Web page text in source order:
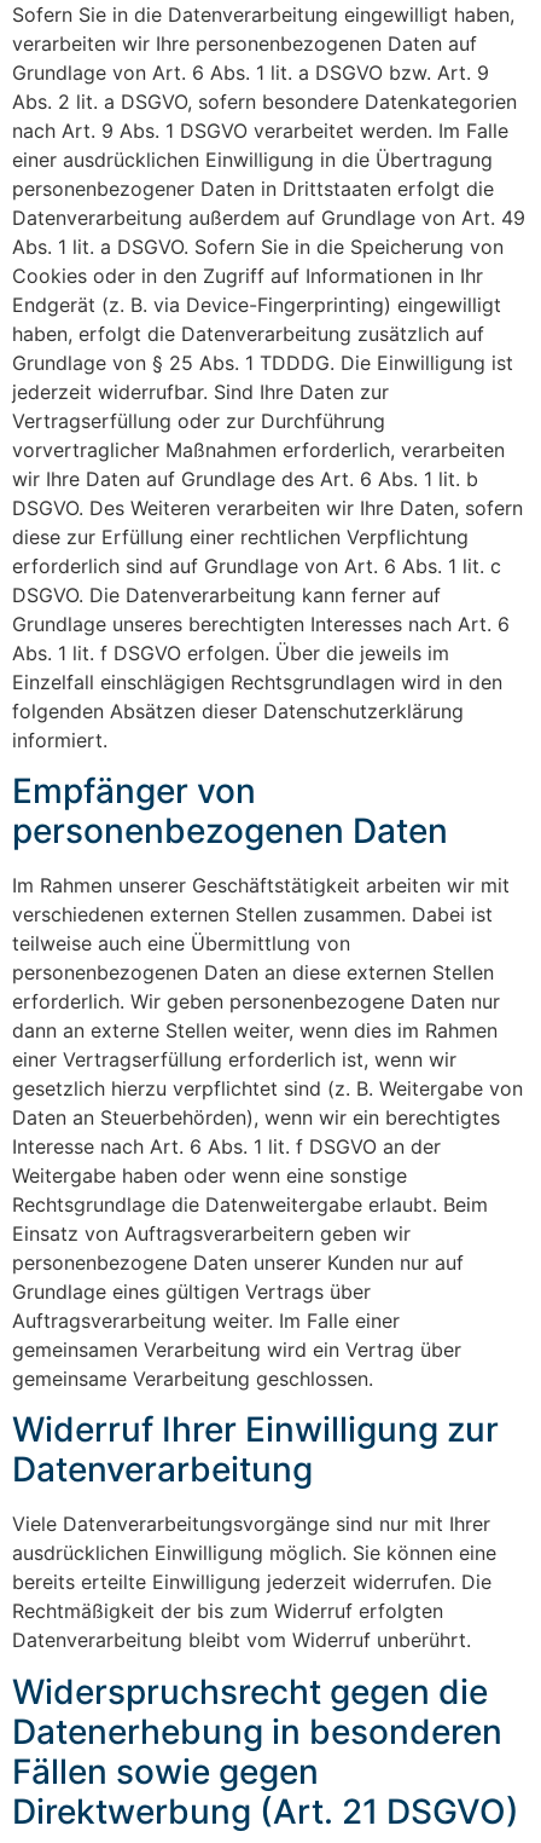
Sofern Sie in die Datenverarbeitung eingewilligt haben,
verarbeiten wir Ihre personenbezogenen Daten auf
Grundlage von Art. 6 Abs. 1 lit. a DSGVO bzw. Art. 9
Abs. 2 lit. a DSGVO, sofern besondere Datenkategorien
nach Art. 9 Abs. 1 DSGVO verarbeitet werden. Im Falle
einer ausdrücklichen Einwilligung in die Übertragung
personenbezogener Daten in Drittstaaten erfolgt die
Datenverarbeitung außerdem auf Grundlage von Art. 49
Abs. 1 lit. a DSGVO. Sofern Sie in die Speicherung von
Cookies oder in den Zugriff auf Informationen in Ihr
Endgerät (z. B. via Device-Fingerprinting) eingewilligt
haben, erfolgt die Datenverarbeitung zusätzlich auf
Grundlage von § 25 Abs. 1 TDDDG. Die Einwilligung ist
jederzeit widerrufbar. Sind Ihre Daten zur
Vertragserfüllung oder zur Durchführung
vorvertraglicher Maßnahmen erforderlich, verarbeiten
wir Ihre Daten auf Grundlage des Art. 6 Abs. 1 lit. b
DSGVO. Des Weiteren verarbeiten wir Ihre Daten, sofern
diese zur Erfüllung einer rechtlichen Verpflichtung
erforderlich sind auf Grundlage von Art. 6 Abs. 1 lit. c
DSGVO. Die Datenverarbeitung kann ferner auf
Grundlage unseres berechtigten Interesses nach Art. 6
Abs. 1 lit. f DSGVO erfolgen. Über die jeweils im
Einzelfall einschlägigen Rechtsgrundlagen wird in den
folgenden Absätzen dieser Datenschutzerklärung
informiert.
Empfänger von
personenbezogenen Daten
Im Rahmen unserer Geschäftstätigkeit arbeiten wir mit
verschiedenen externen Stellen zusammen. Dabei ist
teilweise auch eine Übermittlung von
personenbezogenen Daten an diese externen Stellen
erforderlich. Wir geben personenbezogene Daten nur
dann an externe Stellen weiter, wenn dies im Rahmen
einer Vertragserfüllung erforderlich ist, wenn wir
gesetzlich hierzu verpflichtet sind (z. B. Weitergabe von
Daten an Steuerbehörden), wenn wir ein berechtigtes
Interesse nach Art. 6 Abs. 1 lit. f DSGVO an der
Weitergabe haben oder wenn eine sonstige
Rechtsgrundlage die Datenweitergabe erlaubt. Beim
Einsatz von Auftragsverarbeitern geben wir
personenbezogene Daten unserer Kunden nur auf
Grundlage eines gültigen Vertrags über
Auftragsverarbeitung weiter. Im Falle einer
gemeinsamen Verarbeitung wird ein Vertrag über
gemeinsame Verarbeitung geschlossen.
Widerruf Ihrer Einwilligung zur
Datenverarbeitung
Viele Datenverarbeitungsvorgänge sind nur mit Ihrer
ausdrücklichen Einwilligung möglich. Sie können eine
bereits erteilte Einwilligung jederzeit widerrufen. Die
Rechtmäßigkeit der bis zum Widerruf erfolgten
Datenverarbeitung bleibt vom Widerruf unberührt.
Widerspruchsrecht gegen die
Datenerhebung in besonderen
Fällen sowie gegen
Direktwerbung (Art. 21 DSGVO)